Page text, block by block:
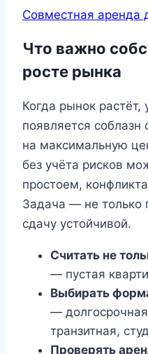
Совместная аренда
Что важно
росте рынка
Когда рынок растёт,
появляется соблазн
на максимальную
без учёта рисков
простоем,
Задача — не только
сдачу устойчивой.
Считать не
— пустая
Выбирать
—
транзитная,
Проверять